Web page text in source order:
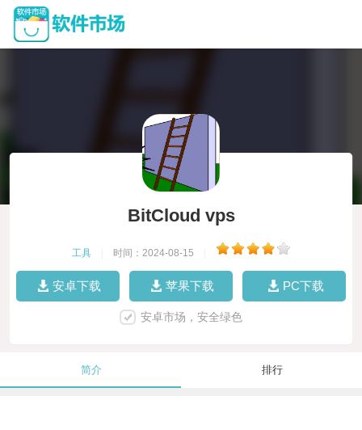
BitCloud vps
工具 时间：2024-08-15
安卓下载 苹果下载 PC下载
安卓市场，安全绿色
简介 排行